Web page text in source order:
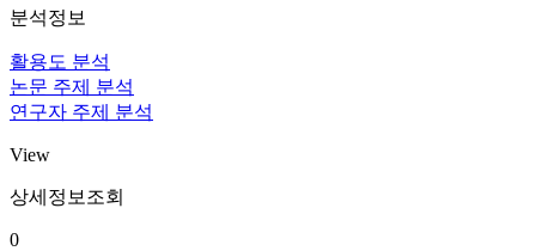
분석정보
활용도 분석
논문 주제 분석
연구자 주제 분석
View
상세정보조회
0